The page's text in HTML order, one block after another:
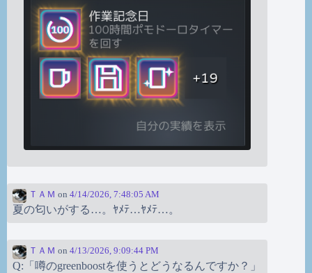
ＴＡＭ on 4/14/2026, 7:48:05 AM
夏の匂いがする…。ﾔﾒﾃ…ﾔﾒﾃ…。
ＴＡＭ on 4/13/2026, 9:09:44 PM
Q:「噂のgreenboostを使うとどうなるんですか？」